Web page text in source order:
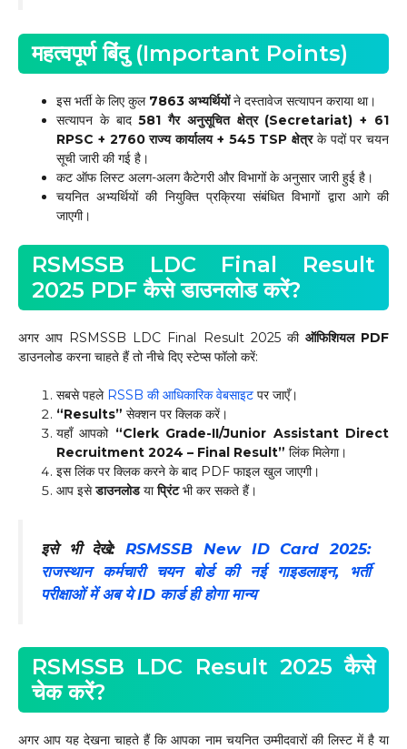
महत्वपूर्ण बिंदु (Important Points)
इस भर्ती के लिए कुल 7863 अभ्यर्थियोंने दस्तावेज सत्यापन कराया था।
सत्यापन के बाद581 गैर अनुसूचित क्षेत्र (Secretariat) + 61
RPSC + 2760 राज्य कार्यालय + 545 TSP क्षेत्रके पदों पर चयन
सूची जारी की गई है।
कट ऑफ लिस्ट अलग-अलग कैटेगरी और विभागों के अनुसार जारी हुई है।
चयनित अभ्यर्थियों की नियुक्ति प्रक्रिया संबंधित विभागों द्वारा आगे की
जाएगी।
RSMSSB LDC Final Result
2025 PDF कैसे डाउनलोड करें?
अगर आप RSMSSB LDC Final Result 2025 की ऑफिशियल PDF
डाउनलोड करना चाहते हैं तो नीचे दिए स्टेप्स फॉलो करें:
सबसे पहले RSSB की आधिकारिक वेबसाइट पर जाएँ।
“Results” सेक्शन पर क्लिक करें।
यहाँ आपको “Clerk Grade-II/Junior Assistant Direct
Recruitment 2024 – Final Result” लिंक मिलेगा।
इस लिंक पर क्लिक करने के बाद PDF फाइल खुल जाएगी।
आप इसेडाउनलोडयाप्रिंटभी कर सकते हैं।
इसे भी देखे:RSMSSB New ID Card 2025:
राजस्थान कर्मचारी चयन बोर्ड की नई गाइडलाइन, भर्ती
परीक्षाओं में अब ये ID कार्ड ही होगा मान्य
RSMSSB LDC Result 2025 कैसे
चेक करें?
अगर आप यह देखना चाहते हैं कि आपका नाम चयनित उम्मीदवारों की लिस्ट में है या